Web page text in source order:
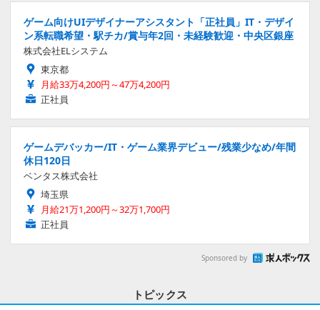
ゲーム向けUIデザイナーアシスタント「正社員」IT・デザイ
ン系転職希望・駅チカ/賞与年2回・未経験歓迎・中央区銀座
株式会社ELシステム
東京都
月給33万4,200円～47万4,200円
正社員
ゲームデバッカー/IT・ゲーム業界デビュー/残業少なめ/年間
休日120日
ベンタス株式会社
埼玉県
月給21万1,200円～32万1,700円
正社員
Sponsored by
トピックス